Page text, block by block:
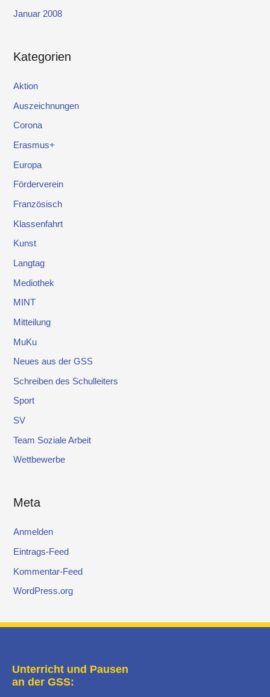
Januar 2008
Kategorien
Aktion
Auszeichnungen
Corona
Erasmus+
Europa
Förderverein
Französisch
Klassenfahrt
Kunst
Langtag
Mediothek
MINT
Mitteilung
MuKu
Neues aus der GSS
Schreiben des Schulleiters
Sport
SV
Team Soziale Arbeit
Wettbewerbe
Meta
Anmelden
Eintrags-Feed
Kommentar-Feed
WordPress.org
Unterricht und Pausen
an der GSS: